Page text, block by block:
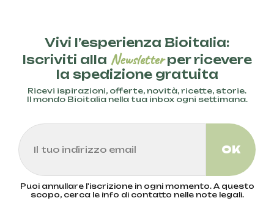
Vivi l’esperienza Bioitalia:
Iscriviti alla Newsletterper ricevere
la spedizione gratuita
Ricevi ispirazioni, offerte, novità, ricette, storie.
Il mondo Bioitalia nella tua inbox ogni settimana.
Puoi annullare l'iscrizione in ogni momento. A questo
scopo, cerca le info di contatto nelle note legali.